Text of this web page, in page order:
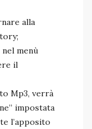
alla
nel menù
il
Mp3, verrà
impostata
l’apposito